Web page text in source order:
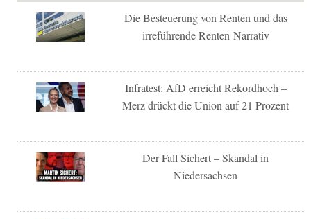
Die Besteuerung von Renten und das
irreführende Renten-Narrativ
Infratest: AfD erreicht Rekordhoch –
Merz drückt die Union auf 21 Prozent
Der Fall Sichert – Skandal in
Niedersachsen